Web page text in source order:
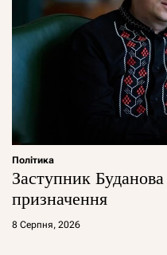
Політика
Заступник
призначення
8 Серпня, 2026